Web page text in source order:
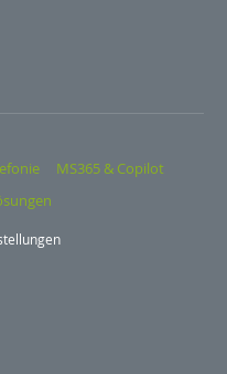
MS365 & Copilot